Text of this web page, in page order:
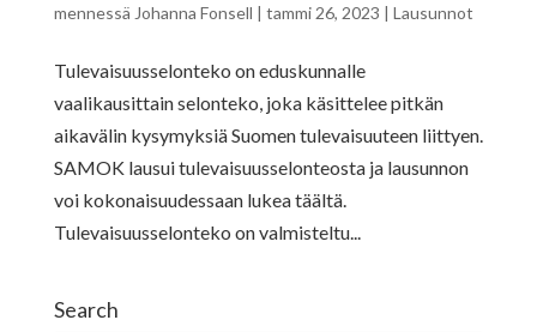
mennessä Johanna Fonsell | tammi 26, 2023 | Lausunnot
Tulevaisuusselonteko on eduskunnalle
vaalikausittain selonteko, joka käsittelee pitkän
aikavälin kysymyksiä Suomen tulevaisuuteen liittyen.
SAMOK lausui tulevaisuusselonteosta ja lausunnon
voi kokonaisuudessaan lukea täältä.
Tulevaisuusselonteko on valmisteltu...
Search